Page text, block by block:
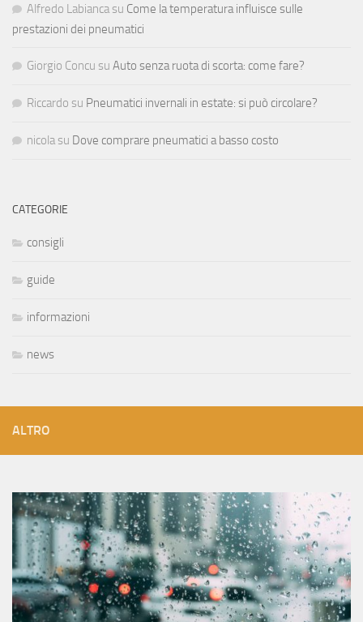
Alfredo Labianca su Come la temperatura influisce sulle
prestazioni dei pneumatici
Giorgio Concu su Auto senza ruota di scorta: come fare?
Riccardo su Pneumatici invernali in estate: si può circolare?
nicola su Dove comprare pneumatici a basso costo
CATEGORIE
consigli
guide
informazioni
news
ALTRO